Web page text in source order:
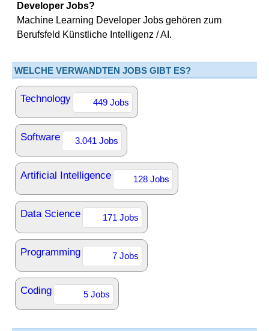
Developer Jobs?
Machine Learning Developer Jobs gehören zum
Berufsfeld Künstliche Intelligenz / AI.
WELCHE VERWANDTEN JOBS GIBT ES?
Technology 449 Jobs
Software 3.041 Jobs
Artificial Intelligence 128 Jobs
Data Science 171 Jobs
Programming 7 Jobs
Coding 5 Jobs